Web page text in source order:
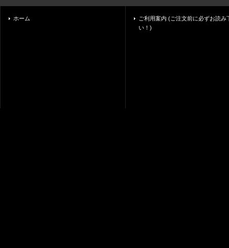
ホーム
ご利用案内 (ご注文前に必ずお読み
い！)